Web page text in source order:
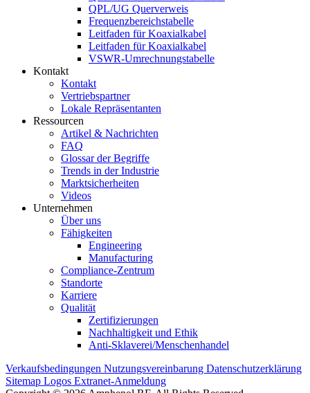
QPL/UG Querverweis
Frequenzbereichstabelle
Leitfaden für Koaxialkabel
Leitfaden für Koaxialkabel
VSWR-Umrechnungstabelle
Kontakt
Kontakt
Vertriebspartner
Lokale Repräsentanten
Ressourcen
Artikel & Nachrichten
FAQ
Glossar der Begriffe
Trends in der Industrie
Marktsicherheiten
Videos
Unternehmen
Über uns
Fähigkeiten
Engineering
Manufacturing
Compliance-Zentrum
Standorte
Karriere
Qualität
Zertifizierungen
Nachhaltigkeit und Ethik
Anti-Sklaverei/Menschenhandel
Verkaufsbedingungen Nutzungsvereinbarung Datenschutzerklärung
Sitemap Logos Extranet-Anmeldung